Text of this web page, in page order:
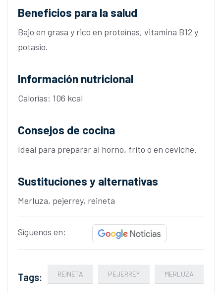
Beneficios para la salud
Bajo en grasa y rico en proteínas, vitamina B12 y
potasio.
Información nutricional
Calorías: 106 kcal
Consejos de cocina
Ideal para preparar al horno, frito o en ceviche.
Sustituciones y alternativas
Merluza, pejerrey, reineta
Síguenos en:
Tags: REINETA PEJERREY MERLUZA